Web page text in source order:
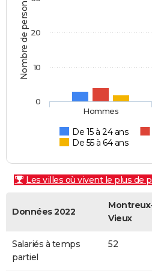
Nombre de personnes
De 15 à 24 ans
De 55 à 64 ans
Hommes
0
10
20
Les villes où vivent le plus de
Données 2022
Vieux
Salariés à temps
partiel
52